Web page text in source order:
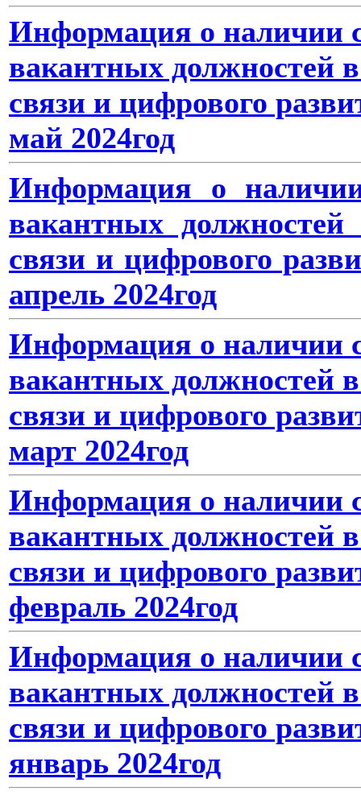
Информация о наличии
вакантных должностей
связи и цифрового
май 2024год
Информация о
вакантных
связи и цифрового
апрель 2024год
Информация о наличии
вакантных должностей
связи и цифрового
март 2024год
Информация о наличии
вакантных должностей
связи и цифрового
февраль 2024год
Информация о наличии
вакантных должностей
связи и цифрового
январь 2024год